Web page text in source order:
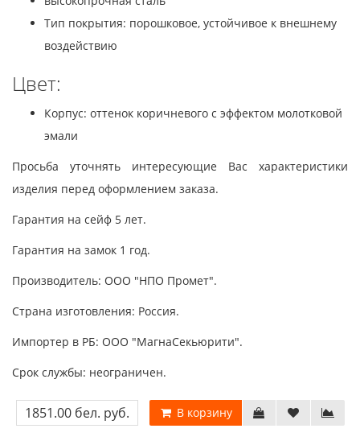
Тип покрытия: порошковое, устойчивое к внешнему
воздействию
Цвет:
Корпус: оттенок коричневого с эффектом молотковой
эмали
Просьба уточнять интересующие Вас характеристики
изделия перед оформлением заказа.
Гарантия на сейф 5 лет.
Гарантия на замок 1 год.
Производитель: ООО "НПО Промет".
Страна изготовления: Россия.
Импортер в РБ: ООО "МагнаСекьюрити".
Срок службы: неограничен.
1851.00 бел. руб. В корзину